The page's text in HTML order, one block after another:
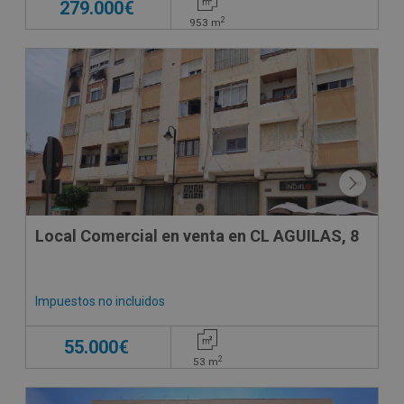
279.000€
953 m2
CONDICIONES ESPECIALES
Local Comercial en venta en CL AGUILAS, 8
Impuestos no incluidos
55.000€
53 m2